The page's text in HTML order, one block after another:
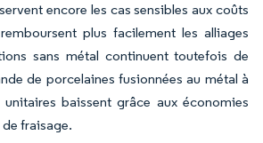
encore les cas sensibles aux coûts
plus facilement les alliages
sans métal continuent toutefois de
de porcelaines fusionnées au métal à
baissent grâce aux économies
fraisage.